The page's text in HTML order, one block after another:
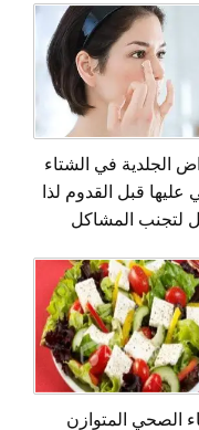
الجلدية في الشتاء
عليها قبل القدوم لذا
لتجنب المشاكل
الصحي المتوازن